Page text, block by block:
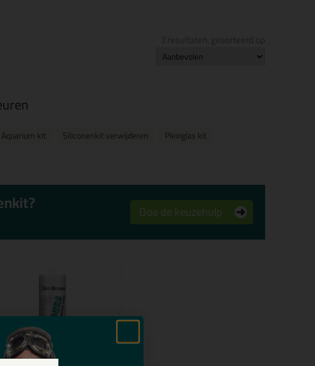
Aquarium kit Siliconenkit verwijderen
Plexiglas kit
Doe de keuzehulp